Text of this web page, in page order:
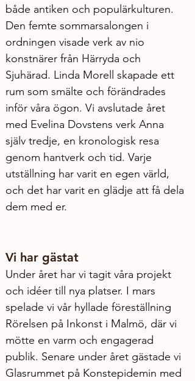
både antiken och populärkulturen.
Den femte sommarsalongen i
ordningen visade verk av nio
konstnärer från Härryda och
Sjuhärad. Linda Morell skapade ett
rum som smälte och förändrades
inför våra ögon. Vi avslutade året
med Evelina Dovstens verk Anna
själv tredje, en kronologisk resa
genom hantverk och tid. Varje
utställning har varit en egen värld,
och det har varit en glädje att få dela
dem med er.
Vi har gästat
Under året har vi tagit våra projekt
och idéer till nya platser. I mars
spelade vi vår hyllade föreställning
Rörelsen på Inkonst i Malmö, där vi
mötte en varm och engagerad
publik. Senare under året gästade vi
Glasrummet på Konstepidemin med